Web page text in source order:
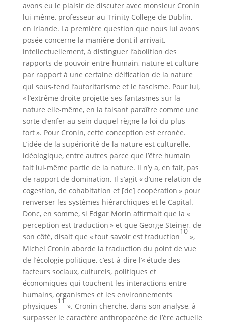
avons eu le plaisir de discuter avec monsieur Cronin
lui-même, professeur au Trinity College de Dublin,
en Irlande. La première question que nous lui avons
posée concerne la manière dont il arrivait,
intellectuellement, à distinguer l’abolition des
rapports de pouvoir entre humain, nature et culture
par rapport à une certaine déification de la nature
qui sous-tend l’autoritarisme et le fascisme. Pour lui,
« l’extrême droite projette ses fantasmes sur la
nature elle-même, en la faisant paraître comme une
sorte d’enfer au sein duquel règne la loi du plus
fort ». Pour Cronin, cette conception est erronée.
L’idée de la supériorité de la nature est culturelle,
idéologique, entre autres parce que l’être humain
fait lui-même partie de la nature. Il n’y a, en fait, pas
de rapport de domination. Il s’agit « d’une relation de
cogestion, de cohabitation et [de] coopération » pour
renverser les systèmes hiérarchiques et le Capital.
Donc, en somme, si Edgar Morin affirmait que la «
perception est traduction » et que George Steiner, de
son côté, disait que « tout savoir est traduction
10
»,
Michel Cronin aborde la traduction du point de vue
de l’écologie politique, c’est-à-dire l’« étude des
facteurs sociaux, culturels, politiques et
économiques qui touchent les interactions entre
humains, organismes et les environnements
physiques
11
». Cronin cherche, dans son analyse, à
surpasser le caractère anthropocène de l’ère actuelle